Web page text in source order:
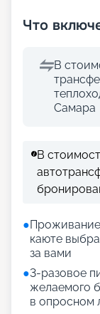
Что
В
Самара
В
●
каюте
за вами
●3-разовое
желаемого
в опросном